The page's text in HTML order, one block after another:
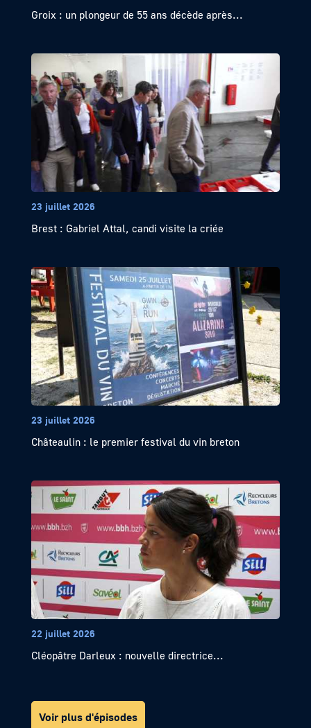
Groix : un plongeur de 55 ans décède après...
23 juillet 2026
Brest : Gabriel Attal, candi visite la criée
23 juillet 2026
Châteaulin : le premier festival du vin breton
22 juillet 2026
Cléopâtre Darleux : nouvelle directrice...
Voir plus d'épisodes